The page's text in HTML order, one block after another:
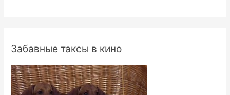
Забавные таксы в кино